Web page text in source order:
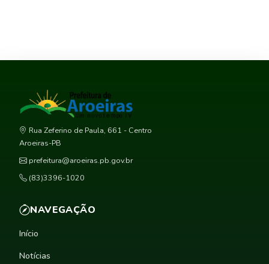
Rua Zeferino de Paula, 661 - Centro
Aroeiras-PB
prefeitura@aroeiras.pb.gov.br
(83)3396-1020
NAVEGAÇÃO
Início
Notícias